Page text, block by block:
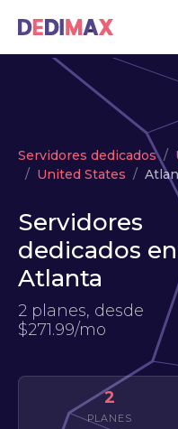
Servidores dedicados
United States
Servidores
dedicados en
Atlanta
2 planes, desde
$271.99/mo
2
PLANES